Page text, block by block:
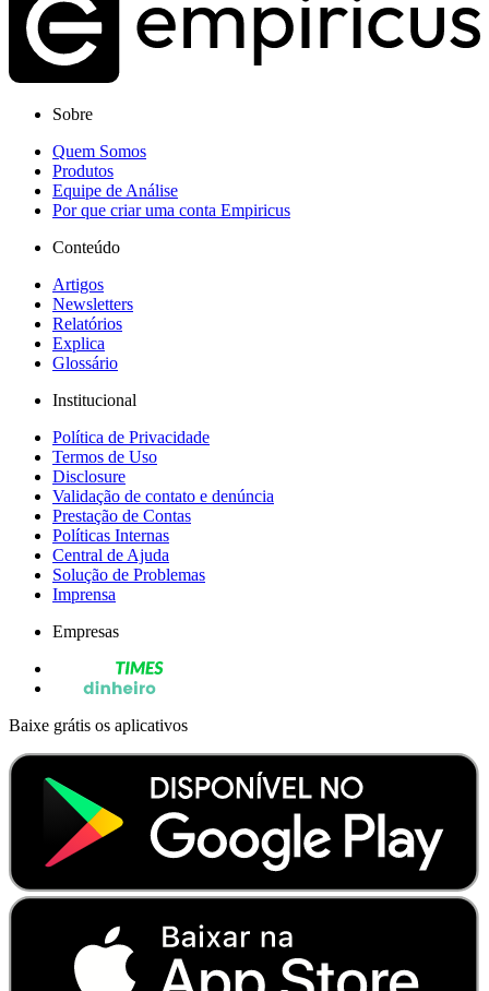
Sobre
Quem Somos
Produtos
Equipe de Análise
Por que criar uma conta Empiricus
Conteúdo
Artigos
Newsletters
Relatórios
Explica
Glossário
Institucional
Política de Privacidade
Termos de Uso
Disclosure
Validação de contato e denúncia
Prestação de Contas
Políticas Internas
Central de Ajuda
Solução de Problemas
Imprensa
Empresas
Baixe grátis os aplicativos